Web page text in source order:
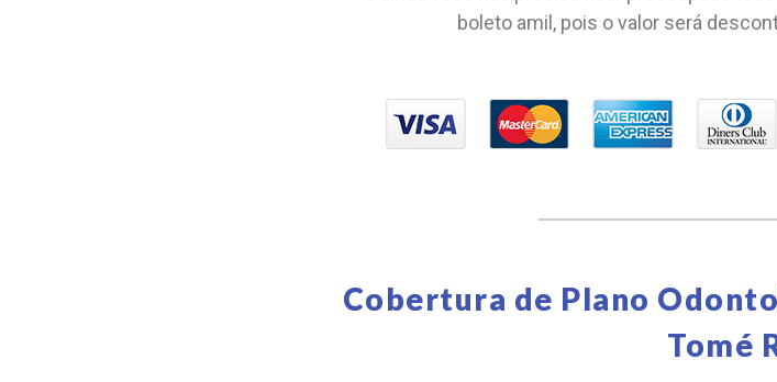
boleto amil, pois o valor será
Cobertura de Plano
Tomé